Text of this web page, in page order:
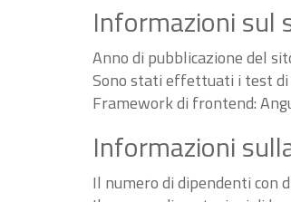
Informazioni sul
Anno di pubblicazione del
Sono stati effettuati i test di
Framework di frontend:
Informazioni
Il numero di dipendenti con